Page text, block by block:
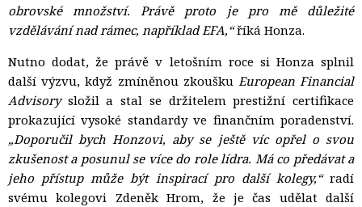
obrovské množství. Právě proto je pro mě důležité
vzdělávání nad rámec, například EFA,“říká Honza.
Nutno dodat, že právě v letošním roce si Honza splnil
další výzvu, když zmíněnou zkoušku European Financial
Advisorysložil a stal se držitelem prestižní certifikace
prokazující vysoké standardy ve finančním poradenství.
„Doporučil bych Honzovi, aby se ještě víc opřel o svou
zkušenost a posunul se více do role lídra. Má co předávat a
jeho přístup může být inspirací pro další kolegy,“radí
svému kolegovi Zdeněk Hrom, že je čas udělat další